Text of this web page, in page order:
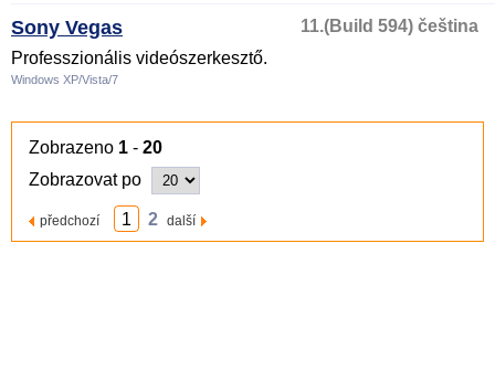
Sony Vegas
11.(Build 594) čeština
Professzionális videószerkesztő.
Windows XP/Vista/7
Zobrazeno 1 - 20
Zobrazovat po
předchozí 1 2 další